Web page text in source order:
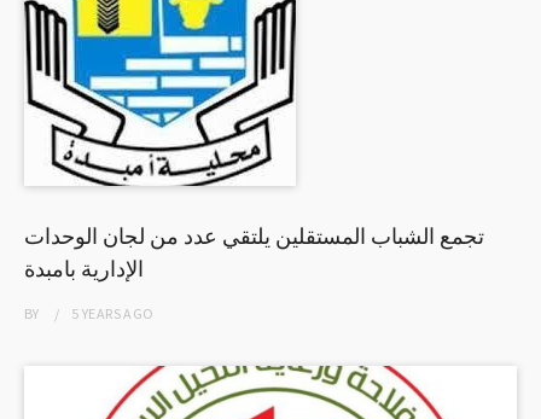
تجمع الشباب المستقلين يلتقي عدد من لجان الوحدات
الإدارية بامبدة
BY 5 YEARSAGO